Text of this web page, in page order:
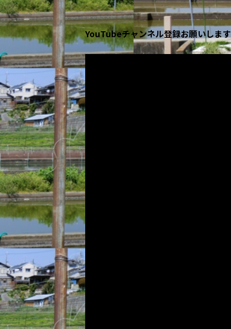
YouTubeチャンネル登録お願いします
動
画
プ
レ
ー
ヤ
ー